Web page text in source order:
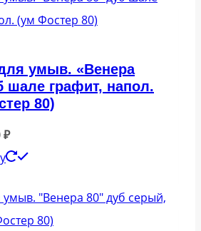
умыв. «Венера
шале графит, напол.
80)
₽